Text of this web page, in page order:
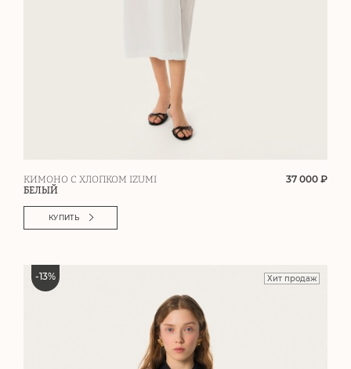
КИМОНО С ХЛОПКОМ IZUMI
БЕЛЫЙ
37 000 ₽
КУПИТЬ
-13% Хит продаж